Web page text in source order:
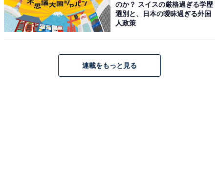
のか？ スイスの厳格過ぎる学歴
選別と、日本の曖昧過ぎる外国
人政策
連載をもっと見る